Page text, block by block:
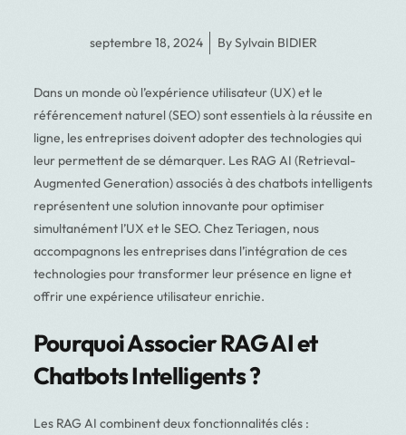
septembre 18, 2024 BySylvain BIDIER
Dans un monde où l’expérience utilisateur (UX) et le
référencement naturel (SEO) sont essentiels à la réussite en
ligne, les entreprises doivent adopter des technologies qui
leur permettent de se démarquer. Les RAG AI (Retrieval-
Augmented Generation) associés à des chatbots intelligents
représentent une solution innovante pour optimiser
simultanément l’UX et le SEO. Chez Teriagen, nous
accompagnons les entreprises dans l’intégration de ces
technologies pour transformer leur présence en ligne et
offrir une expérience utilisateur enrichie.
Pourquoi Associer RAG AI et
Chatbots Intelligents ?
Les RAG AI combinent deux fonctionnalités clés :